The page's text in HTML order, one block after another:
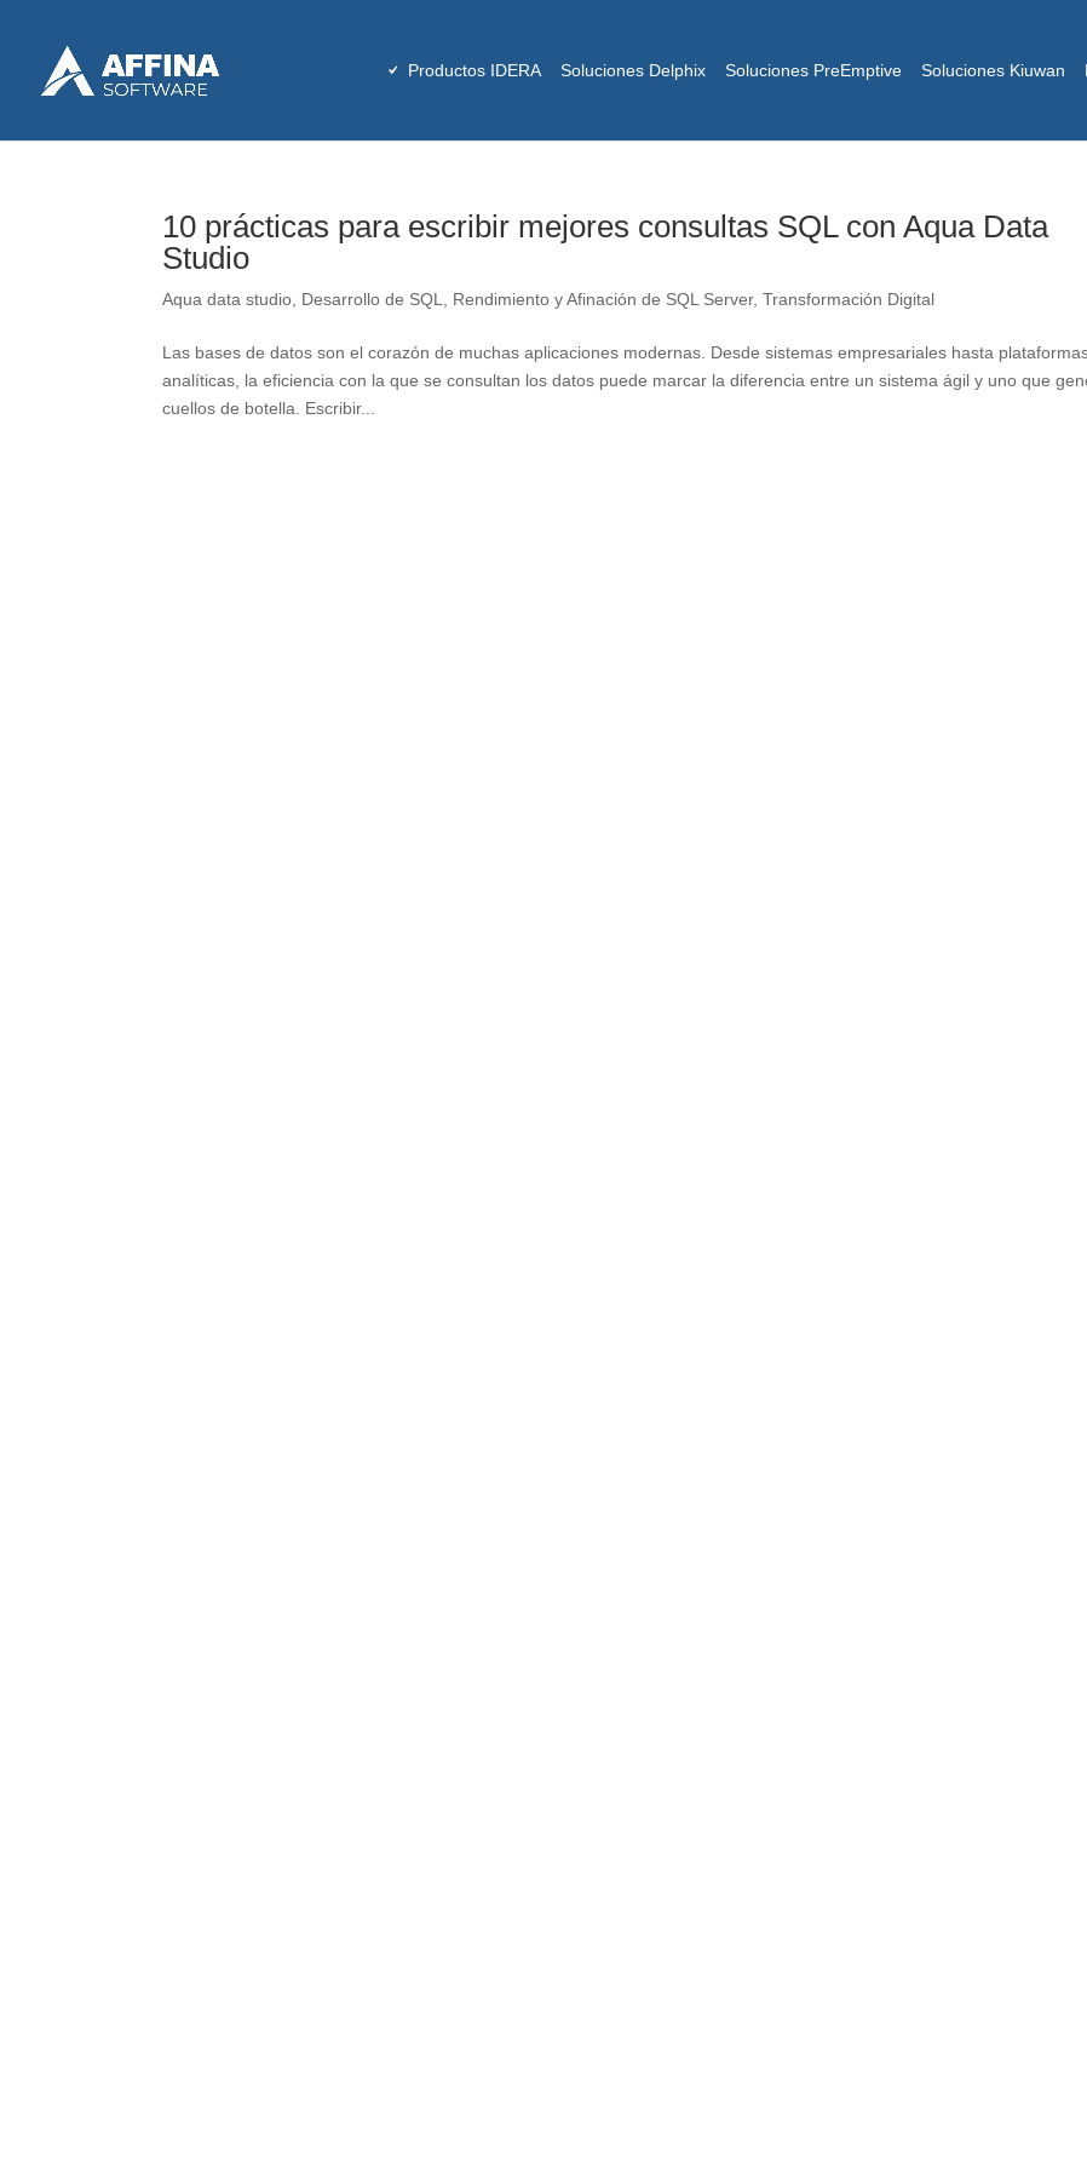
Productos IDERA Soluciones Delphix Soluciones PreEmptive Soluciones Kiuwan
10 prácticas para escribir mejores consultas SQL con Aqua Data
Studio
Aqua data studio Desarrollo de SQL Rendimiento y Afinación de SQL Server,Transformación Digital
Las bases de datos son el corazón de muchas aplicaciones modernas. Desde sistemas empresariales hasta
analíticas, la eficiencia con la que se consultan los datos puede marcar la diferencia entre un sistema ágil y uno que
cuellos de botella. Escribir...